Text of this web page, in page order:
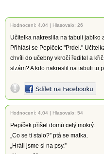
Hodnocení: 4.04 | Hlasovalo: 26
Učitelka nakreslila na tabuli jablko
Přihlásí se Pepíček: "Prdel."
chvíli do učebny vkročí ředitel a
slzám? A kdo nakreslil na tabuli tu
Hodnocení: 4.04 | Hlasovalo: 54
Pepíček přišel domů celý mokrý.
„Co se ti stalo?” ptá se matka.
„Hráli jsme si na psy.”